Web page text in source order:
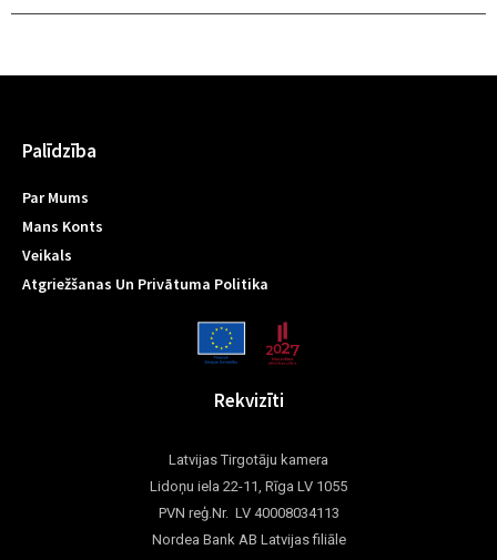
Palīdzība
Par Mums
Mans Konts
Veikals
Atgriežšanas Un Privātuma Politika
Rekvizīti
Latvijas Tirgotāju kamera
Lidoņu iela 22-11, Rīga LV 1055
PVN reģ.Nr. LV 40008034113
Nordea Bank AB Latvijas filiāle